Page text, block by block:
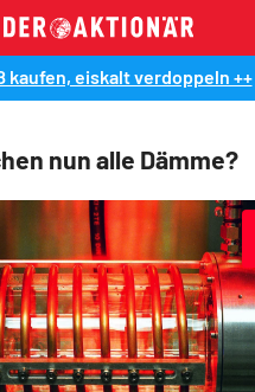
kaufen, eiskalt verdoppeln ++
nun alle Dämme?